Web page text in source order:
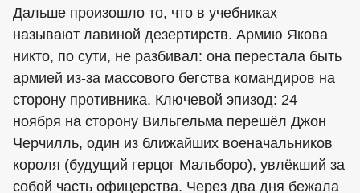
Дальше произошло то, что в учебниках
называют лавиной дезертирств. Армию Якова
никто, по сути, не разбивал: она перестала быть
армией из-за массового бегства командиров на
сторону противника. Ключевой эпизод: 24
ноября на сторону Вильгельма перешёл Джон
Черчилль, один из ближайших военачальников
короля (будущий герцог Мальборо), увлёкший за
собой часть офицерства. Через два дня бежала